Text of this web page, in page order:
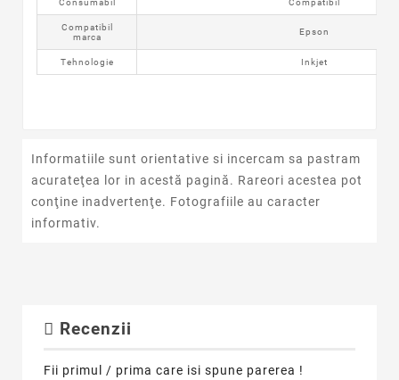
Consumabil Compatibil
Compatibil
marca
Epson
Tehnologie Inkjet
Informatiile sunt orientative si incercam sa pastram
acurateţea lor in acestă pagină. Rareori acestea pot
conţine inadvertenţe. Fotografiile au caracter
informativ.
Recenzii
Fii primul / prima care isi spune parerea !